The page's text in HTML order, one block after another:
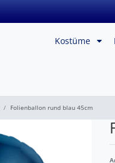
Kostüme
Folienballon rund blau 45cm